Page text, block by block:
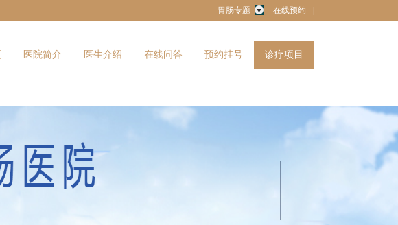
胃肠专题 在线预约
医院简介 医生介绍 在线问答 预约挂号 诊疗项目